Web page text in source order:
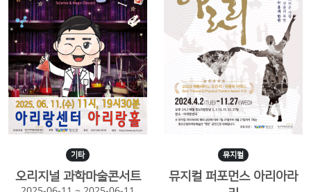
기타
오리지널 과학마술콘서트
뮤지컬
뮤지컬 퍼포먼스 아리아라